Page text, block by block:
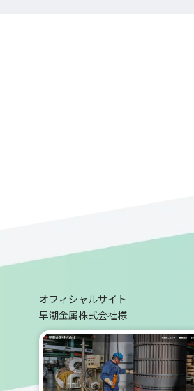
オフィシャルサイト
早潮金属株式会社様